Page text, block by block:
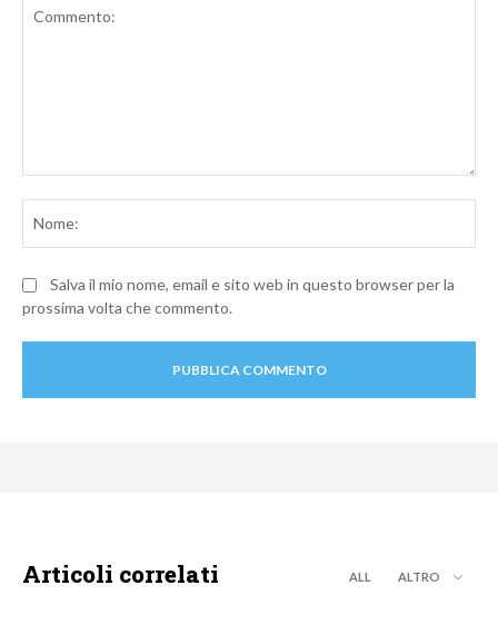
Salva il mio nome, email e sito web in questo browser per la
prossima volta che commento.
Articoli correlati ALL ALTRO